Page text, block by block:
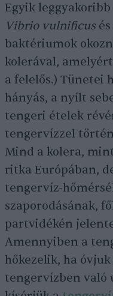
Egyik
Vibrio vulnificus
baktériumok
kolerával, amelyért
a felelős.) Tünetei
hányás, a nyílt
tengeri ételek
tengervízzel
Mind a kolera,
ritka Európában,
tengervíz-
szaporodásának,
partvidékén
Amennyiben a
hőkezelik, ha
tengervízben való